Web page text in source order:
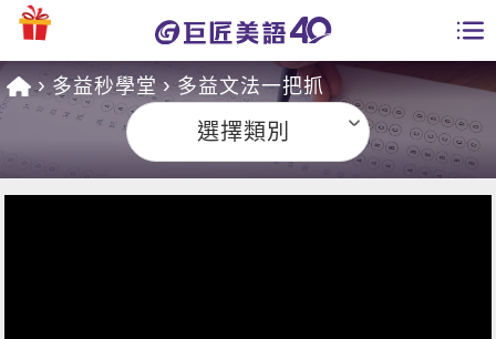
課程總覽
學員專區
多益秒學堂 多益文法一把抓
選擇類別